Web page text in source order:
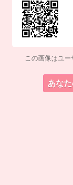
この画像はユ
あな